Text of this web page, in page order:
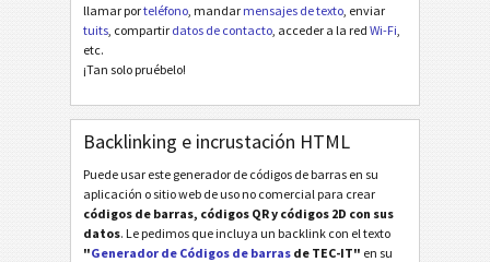
llamar porteléfono , mandar mensajes de texto , enviar
tuits , compartir datos de contacto , acceder a la red Wi-Fi
etc.
¡Tan solo pruébelo!
Backlinking e incrustación HTML
Puede usar este generador de códigos de barras en su
aplicación o sitio web de uso no comercial para crear
códigos de barras, códigos QR y códigos 2D con sus
datos. Le pedimos que incluya un backlink con el texto
"Generador de Códigos de barras de TEC-IT" en su